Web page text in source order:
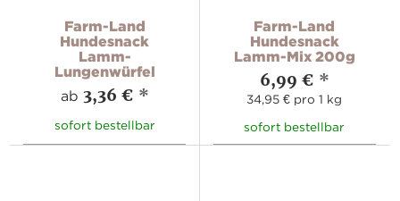
Farm-Land
Hundesnack
Lamm-
Lungenwürfel
ab 3,36 € *
sofort bestellbar
Farm-Land
Hundesnack
Lamm-Mix 200g
6,99 € *
34,95 € pro 1 kg
sofort bestellbar